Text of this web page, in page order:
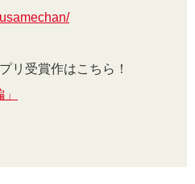
リ受賞作はこちら！